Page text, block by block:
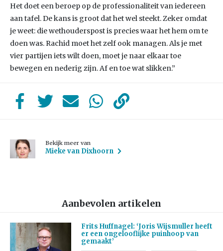
Het doet een beroep op de professionaliteit van iedereen
aan tafel. De kans is groot dat het wel steekt. Zeker omdat
je weet: die wethouderspost is precies waar het hem om te
doen was. Rachid moet het zelf ook managen. Als je met
vier partijen iets wilt doen, moet je naar elkaar toe
bewegen en nederig zijn. Af en toe wat slikken.”
Bekijk meer van
Mieke van Dixhoorn
Aanbevolen artikelen
Frits Huffnagel: ‘Joris Wijsmuller heeft
er een ongelooflijke puinhoop van
gemaakt’